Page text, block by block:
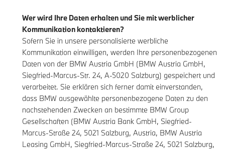
Wer wird Ihre Daten erhalten und Sie mit werblicher
Kommunikation kontaktieren?
Sofern Sie in unsere personalisierte werbliche
Kommunikation einwilligen, werden Ihre personenbezogenen
Daten von der BMW Austria GmbH (BMW Austria GmbH,
Siegfried-Marcus-Str. 24, A-5020 Salzburg) gespeichert und
verarbeitet. Sie erklären sich ferner damit einverstanden,
dass BMW ausgewählte personenbezogene Daten zu den
nachstehenden Zwecken an bestimmte BMW Group
Gesellschaften (BMW Austria Bank GmbH, Siegfried-
Marcus-Straße 24, 5021 Salzburg, Austria, BMW Austria
Leasing GmbH, Siegfried-Marcus-Straße 24, 5021 Salzburg,